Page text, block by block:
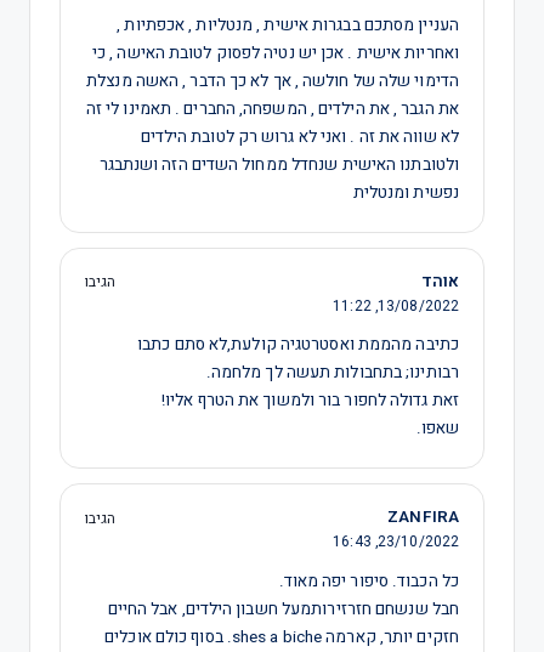
העניין מסתכם בבגרות אישית , מנטליות , אכפתיות ,
ואחריות אישית . אכן יש נטיה לפסוק לטובת האישה , כי
הדימוי שלה של חולשה , אך לא כך הדבר , האשה מנצלת
את הגבר , את הילדים , המשפחה, החברים . תאמינו לי זה
לא שווה את זה . ואני לא גרוש רק לטובת הילדים
ולטובתנו האישית שנחדל ממחול השדים הזה ושנתבגר
נפשית ומנטלית
אוהד
הגיבו
13/08/2022,
11:22
כתיבה מהממת ואסטרטגיה קולעת,לא סתם כתבו
רבותינו; בתחבולות תעשה לך מלחמה.
זאת גדולה לחפור בור ולמשוך את הטרף אליו!
שאפו.
ZANFIRA
הגיבו
23/10/2022,
16:43
כל הכבוד. סיפור יפה מאוד.
חבל שנשחם חזרזירותמעל חשבון הילדים, אבל החיים
חזקים יותר, קארמה shes a biche. בסוף כולם אוכלים